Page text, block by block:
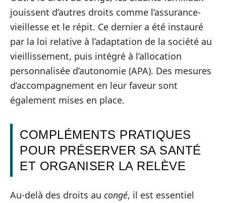
jouissent d’autres droits comme l’assurance-
vieillesse et le répit. Ce dernier a été instauré
par la loi relative à l’adaptation de la société au
vieillissement, puis intégré à l’allocation
personnalisée d’autonomie (APA). Des mesures
d’accompagnement en leur faveur sont
également mises en place.
COMPLÉMENTS PRATIQUES
POUR PRÉSERVER SA SANTÉ
ET ORGANISER LA RELÈVE
Au-delà des droits au congé, il est essentiel